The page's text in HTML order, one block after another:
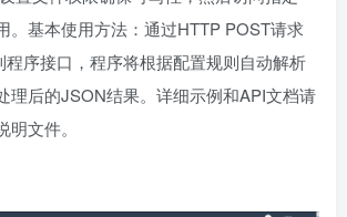
。基本使用方法：通过HTTP POST请求
序接口，程序将根据配置规则自动解析
理后的JSON结果。详细示例和API文档请
文件。